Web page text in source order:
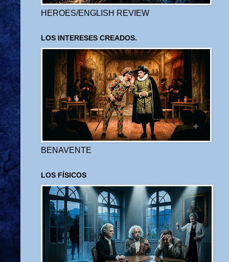
HEROES/ENGLISH REVIEW
LOS INTERESES CREADOS.
BENAVENTE
LOS FÍSICOS